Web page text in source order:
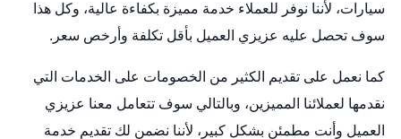
سيارات، لأننا نوفر للعملاء خدمة مميزة بكفاءة عالية، وكل هذا
سوف تحصل عليه عزيزي العميل بأقل تكلفة وأرخص سعر.
كما نعمل على تقديم الكثير من الخصومات على الخدمات التي
نقدمها لعملائنا المميزين، وبالتالي سوف تتعامل معنا عزيزي
العميل وأنت مطمئن بشكل كبير، لأننا نضمن لك تقديم خدمة